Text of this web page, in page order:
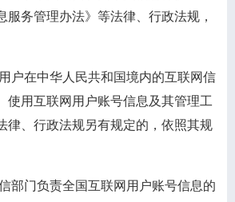
服务管理办法》等法律、行政法规，
户在中华人民共和国境内的互联网信
使用互联网用户账号信息及其管理工
律、行政法规另有规定的，依照其规
部门负责全国互联网用户账号信息的